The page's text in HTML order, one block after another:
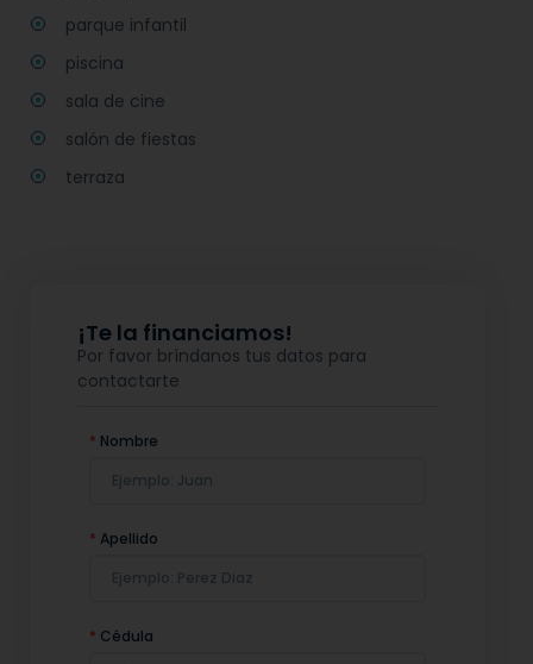
parque infantil
piscina
sala de cine
salón de fiestas
terraza
¡Te la financiamos!
Por favor bríndanos tus datos para
contactarte
* Nombre
* Apellido
* Cédula